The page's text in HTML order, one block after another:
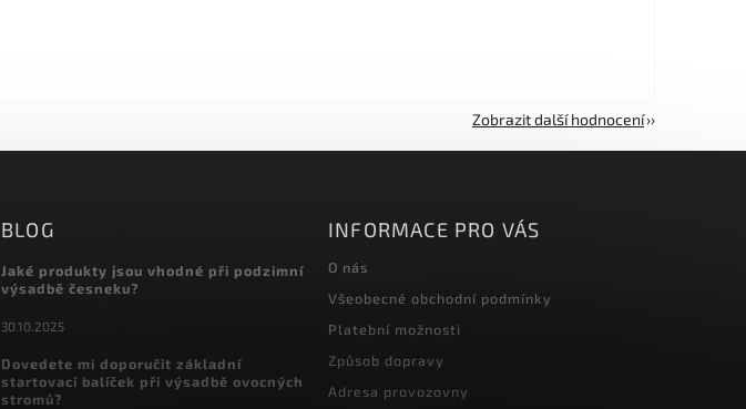
Zobrazit další hodnocení
BLOG
Jaké produkty jsou vhodné při podzimní
výsadbě česneku?
30.10.2025
Dovedete mi doporučit základní
startovací balíček při výsadbě ovocných
stromů?
INFORMACE PRO VÁS
O nás
Všeobecné obchodní podmínky
Platební možnosti
Způsob dopravy
Adresa provozovny